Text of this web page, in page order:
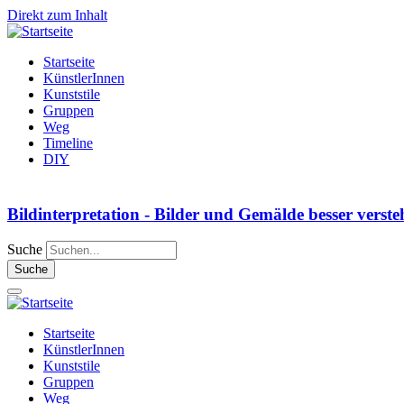
Direkt zum Inhalt
Startseite
KünstlerInnen
Kunststile
Gruppen
Weg
Timeline
DIY
Bildinterpretation - Bilder und Gemälde besser
Suche
Startseite
KünstlerInnen
Kunststile
Gruppen
Weg